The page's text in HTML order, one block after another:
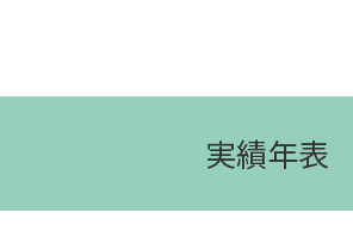
実績年表